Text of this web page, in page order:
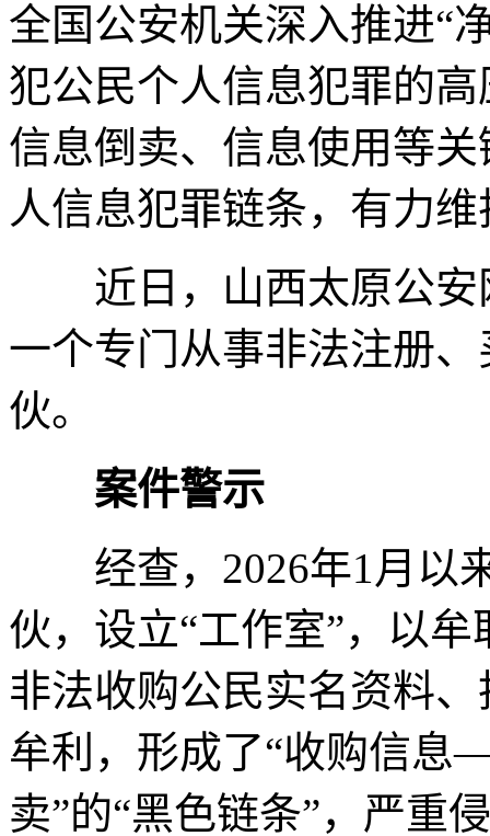
全国公安机关深入推进“
犯公民个人信息犯罪的
信息倒卖、信息使用等
人信息犯罪链条，有力
近日，山西太原公安
一个专门从事非法注册
伙。
案件警示
经查，2026年1月以
伙，设立“工作室”，以
非法收购公民实名资料
牟利，形成了“收购信
卖”的“黑色链条”，严重